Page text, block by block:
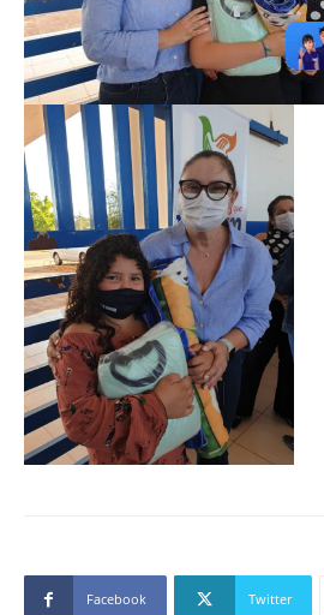
Facebook Twitter